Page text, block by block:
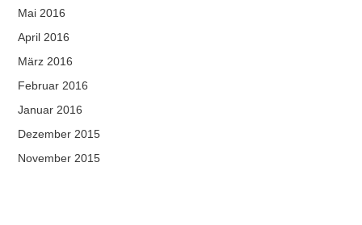
Mai 2016
April 2016
März 2016
Februar 2016
Januar 2016
Dezember 2015
November 2015